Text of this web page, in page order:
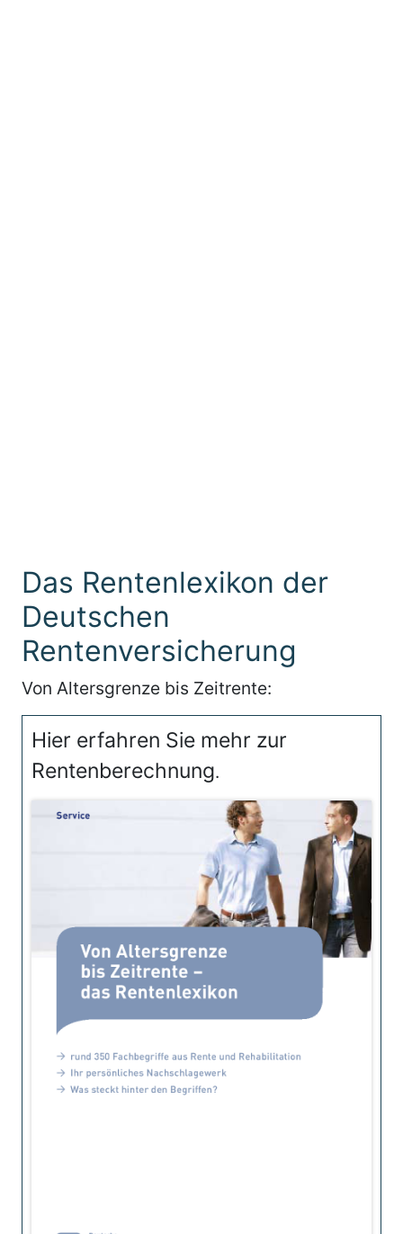
Das Rentenlexikon der
Deutschen
Rentenversicherung
Von Altersgrenze bis Zeitrente:
Hier erfahren Sie mehr zur
Rentenberechnung.